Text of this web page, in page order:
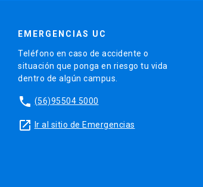
EMERGENCIAS UC
Teléfono en caso de accidente o
situación que ponga en riesgo tu vida
dentro de algún campus.
phone (56)95504 5000
launch Ir al sitio de Emergencias